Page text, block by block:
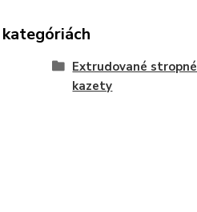
Extrudované stropné
kazety